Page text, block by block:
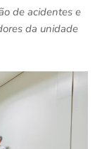
de acidentes e
da unidade